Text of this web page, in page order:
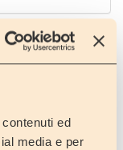
ed
media e per